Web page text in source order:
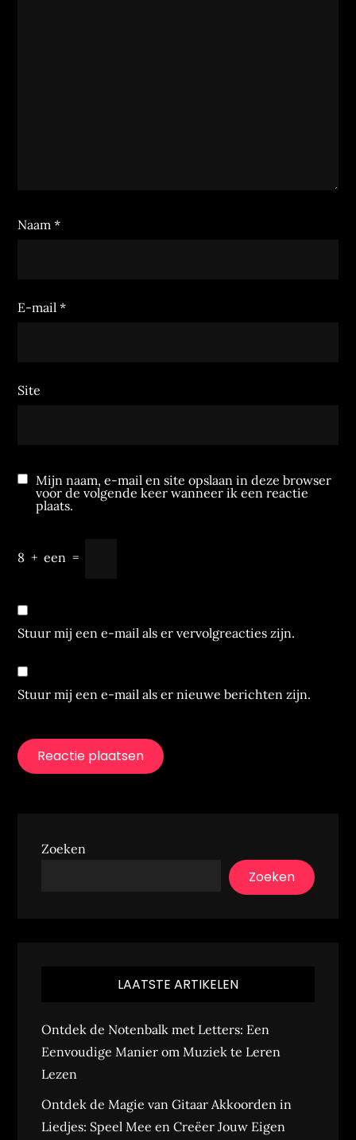
Naam*
E-mail*
Site
Mijn naam, e-mail en site opslaan in deze browser
voor de volgende keer wanneer ik een reactie
plaats.
8 + een =
Stuur mij een e-mail als er vervolgreacties zijn.
Stuur mij een e-mail als er nieuwe berichten zijn.
Zoeken
Zoeken
LAATSTE ARTIKELEN
Ontdek de Notenbalk met Letters: Een
Eenvoudige Manier om Muziek te Leren
Lezen
Ontdek de Magie van Gitaar Akkoorden in
Liedjes: Speel Mee en Creëer Jouw Eigen